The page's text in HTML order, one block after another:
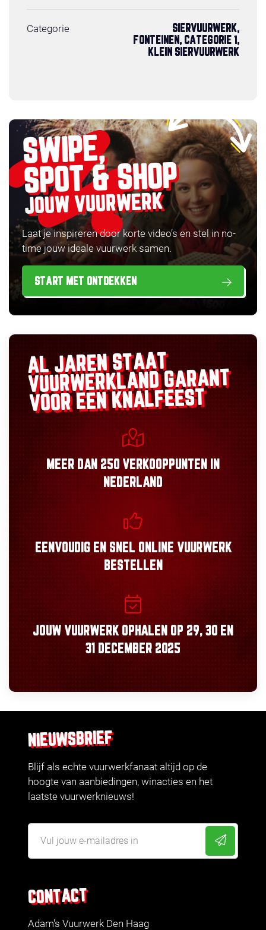
Categorie
SIERVUURWERK,
FONTEINEN, CATEGORIE 1,
KLEIN SIERVUURWERK
SWIPE,
SPOT & SHOP
JOUW VUURWERK
Laat je inspireren door korte video’s en stel in no-
time jouw ideale vuurwerk samen.
START MET ONTDEKKEN
AL JAREN STAAT
VUURWERKLANDGARANT
VOOR EEN KNALFEEST
MEER DAN 250 VERKOOPPUNTEN
IN
NEDERLAND
EENVOUDIGEN SNEL ONLINE VUURWERK
BESTELLEN
JOUW VUURWERK OPHALEN OP 29, 30 EN
31 DECEMBER 2025
CONTACT
Adam's Vuurwerk Den Haag
NIEUWSBRIEF
Blijf als echte vuurwerkfanaat altijd op de
hoogte van aanbiedingen, winacties en het
laatste vuurwerknieuws!